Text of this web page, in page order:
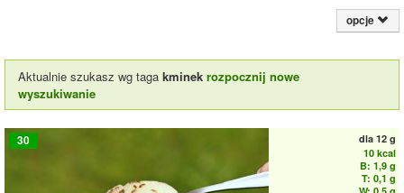
opcje
Aktualnie szukasz wg taga kminek rozpocznij nowe
wyszukiwanie
30 dla 12 g
10 kcal
B: 1,9 g
T: 0,1 g